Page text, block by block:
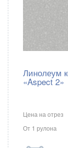
Линолеум
«Aspect 2»
Цена на отрез
От 1 рулона